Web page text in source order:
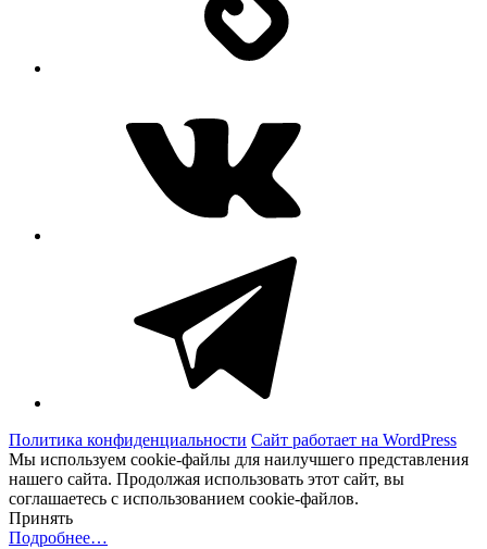
Политика конфиденциальности Сайт работает на WordPress
Мы используем cookie-файлы для наилучшего представления
нашего сайта. Продолжая использовать этот сайт, вы
соглашаетесь с использованием cookie-файлов.
Принять
Подробнее…